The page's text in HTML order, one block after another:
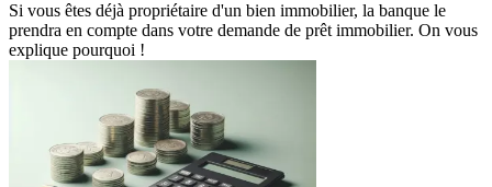
Si vous êtes déjà propriétaire d'un bien immobilier, la banque le
prendra en compte dans votre demande de prêt immobilier. On vous
explique pourquoi !